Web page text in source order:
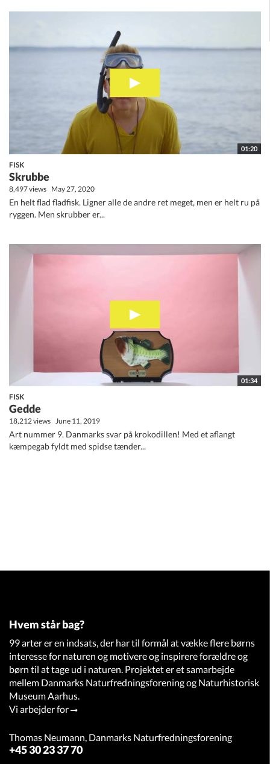
01:20
FISK
Skrubbe
8,497 views May 27, 2020
En helt flad fladfisk. Ligner alle de andre ret meget, men er helt ru på
ryggen. Men skrubber er...
01:34
FISK
Gedde
18,212 views June 11, 2019
Art nummer 9. Danmarks svar på krokodillen! Med et aflangt
kæmpegab fyldt med spidse tænder...
Hvem står bag?
99 arter er en indsats, der har til formål at vække flere børns
interesse for naturen og motivere og inspirere forældre og
børn til at tage ud i naturen. Projektet er et samarbejde
mellem Danmarks Naturfredningsforening og Naturhistorisk
Museum Aarhus.
Vi arbejder for
Thomas Neumann, Danmarks Naturfredningsforening
+45 30 23 37 70